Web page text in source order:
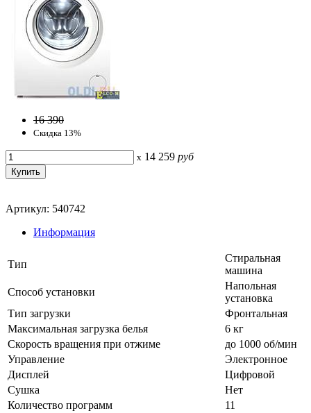
16 390
Скидка 13%
x 14 259 руб
Артикул: 540742
Информация
Тип
Стиральная
машина
Способ установки
Напольная
установка
Тип загрузки
Фронтальная
Максимальная загрузка белья
6 кг
Скорость вращения при отжиме
до 1000 об/мин
Управление
Электронное
Дисплей
Цифровой
Сушка
Нет
Количество программ
11